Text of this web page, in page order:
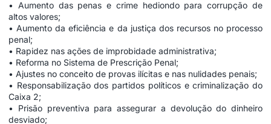
• Aumento das penas e crime hediondo para corrupção de
altos valores;
• Aumento da eficiência e da justiça dos recursos no processo
penal;
• Rapidez nas ações de improbidade administrativa;
• Reforma no Sistema de Prescrição Penal;
• Ajustes no conceito de provas ilícitas e nas nulidades penais;
• Responsabilização dos partidos políticos e criminalização do
Caixa 2;
• Prisão preventiva para assegurar a devolução do dinheiro
desviado;